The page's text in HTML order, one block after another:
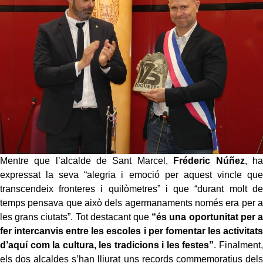
Mentre que l’alcalde de Sant Marcel, Fréderic Núñez, ha
expressat la seva “alegria i emoció per aquest vincle que
transcendeix fronteres i quilòmetres” i que “durant molt de
temps pensava que això dels agermanaments només era per a
les grans ciutats”. Tot destacant que “és una oportunitat per a
fer intercanvis entre les escoles i per fomentar les activitats
d’aquí com la cultura, les tradicions i les festes”. Finalment,
els dos alcaldes s’han lliurat uns records commemoratius dels